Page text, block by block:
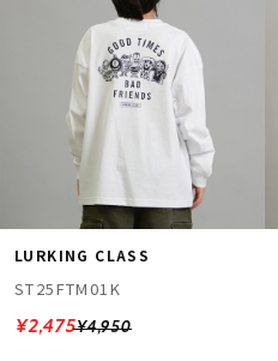
LURKING CLASS
ST25FTM01K
¥4,950
¥2,475